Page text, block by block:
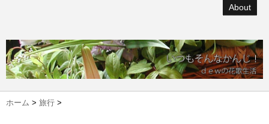
About
ホーム > 旅行 >